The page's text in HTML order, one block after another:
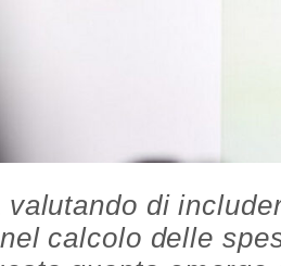
valutando di
calcolo delle